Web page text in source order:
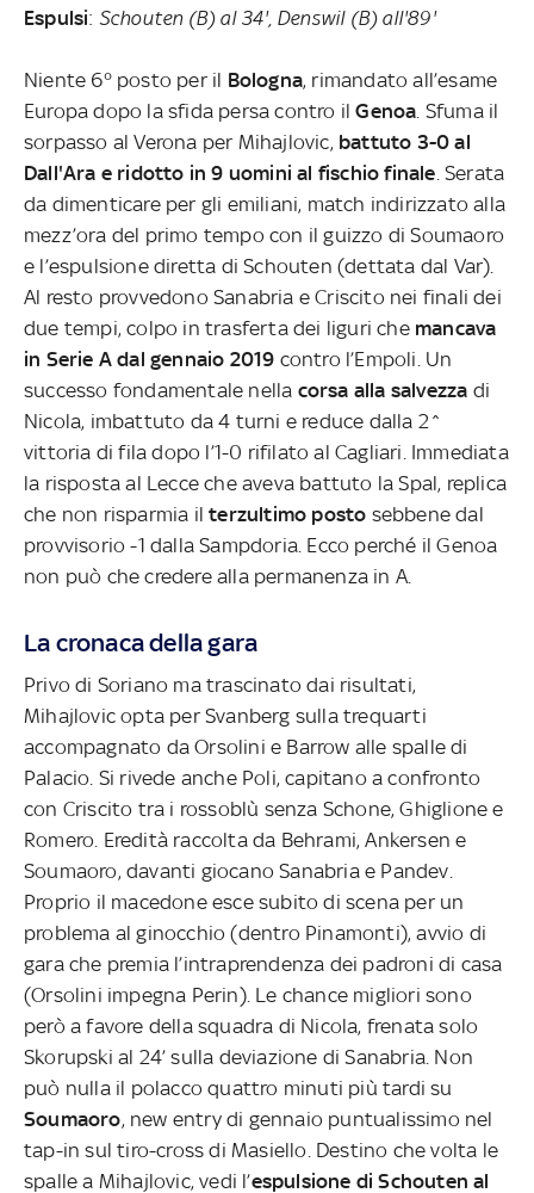
Espulsi: Schouten (B) al 34', Denswil (B) all'89'
Niente 6° posto per il Bologna, rimandato all’esame
Europa dopo la sfida persa contro ilGenoa . Sfuma il
sorpasso al Verona per Mihajlovic, battuto 3-0 al
Dall'Ara e ridotto in 9 uomini al fischio finale . Serata
da dimenticare per gli emiliani, match indirizzato alla
mezz’ora del primo tempo con il guizzo di Soumaoro
e l’espulsione diretta di Schouten (dettata dal Var).
Al resto provvedono Sanabria e Criscito nei finali dei
due tempi, colpo in trasferta dei liguri che mancava
in Serie A dal gennaio 2019 contro l’Empoli. Un
successo fondamentale nella corsa alla salvezza di
Nicola, imbattuto da 4 turni e reduce dalla 2^
vittoria di fila dopo l’1-0 rifilato al Cagliari. Immediata
la risposta al Lecce che aveva battuto la Spal, replica
che non risparmia ilterzultimo posto sebbene dal
provvisorio -1 dalla Sampdoria. Ecco perché il Genoa
non può che credere alla permanenza in A.
La cronaca della gara
Privo di Soriano ma trascinato dai risultati,
Mihajlovic opta per Svanberg sulla trequarti
accompagnato da Orsolini e Barrow alle spalle di
Palacio. Si rivede anche Poli, capitano a confronto
con Criscito tra i rossoblù senza Schone, Ghiglione e
Romero. Eredità raccolta da Behrami, Ankersen e
Soumaoro, davanti giocano Sanabria e Pandev.
Proprio il macedone esce subito di scena per un
problema al ginocchio (dentro Pinamonti), avvio di
gara che premia l’intraprendenza dei padroni di casa
(Orsolini impegna Perin). Le chance migliori sono
però a favore della squadra di Nicola, frenata solo
Skorupski al 24’ sulla deviazione di Sanabria. Non
può nulla il polacco quattro minuti più tardi su
Soumaoro, new entry di gennaio puntualissimo nel
tap-in sul tiro-cross di Masiello. Destino che volta le
spalle a Mihajlovic, vedi l’espulsione di Schouten al